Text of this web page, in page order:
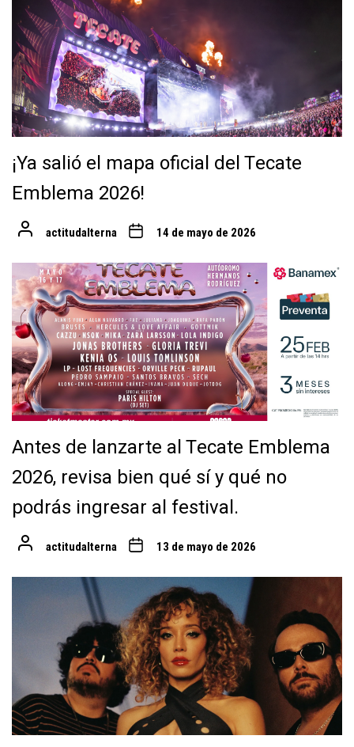
¡Ya salió el mapa oficial del Tecate
Emblema 2026!
actitudalterna 14 de mayo de 2026
Antes de lanzarte al Tecate Emblema
2026, revisa bien qué sí y qué no
podrás ingresar al festival.
actitudalterna 13 de mayo de 2026